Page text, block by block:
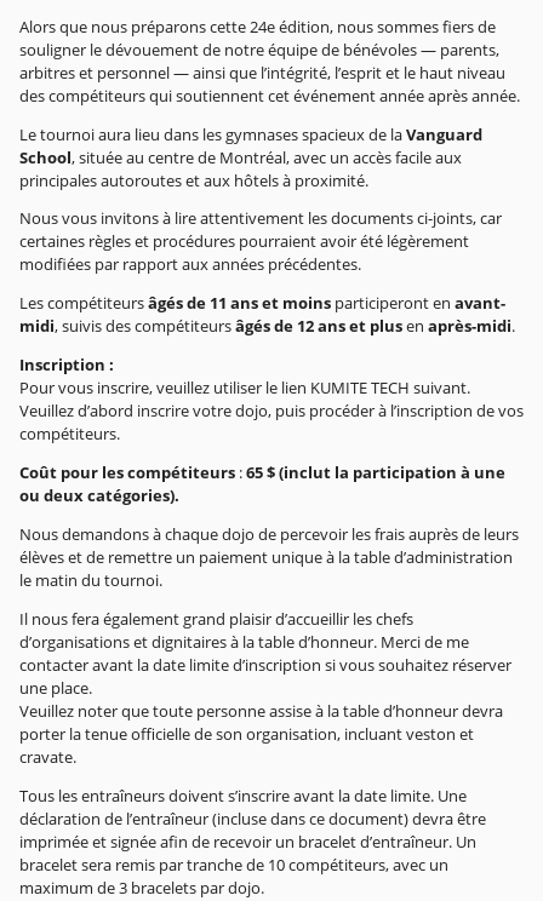
Alors que nous préparons cette 24e édition, nous sommes fiers de
souligner le dévouement de notre équipe de bénévoles — parents,
arbitres et personnel — ainsi que l’intégrité, l’esprit et le haut niveau
des compétiteurs qui soutiennent cet événement année après année.
Le tournoi aura lieu dans les gymnases spacieux de laVanguard
School, située au centre de Montréal, avec un accès facile aux
principales autoroutes et aux hôtels à proximité.
Nous vous invitons à lire attentivement les documents ci-joints, car
certaines règles et procédures pourraient avoir été légèrement
modifiées par rapport aux années précédentes.
Les compétiteursâgés de 11 ans et moins participeront en avant-
midi, suivis des compétiteursâgés de 12 ans et plusen après-midi.
Inscription :
Pour vous inscrire, veuillez utiliser le lien KUMITE TECH suivant.
Veuillez d’abord inscrire votre dojo, puis procéder à l’inscription de vos
compétiteurs.
Coût pour les compétiteurs :65 $ (inclut la participation à une
ou deux catégories).
Nous demandons à chaque dojo de percevoir les frais auprès de leurs
élèves et de remettre un paiement unique à la table d’administration
le matin du tournoi.
Il nous fera également grand plaisir d’accueillir les chefs
d’organisations et dignitaires à la table d’honneur. Merci de me
contacter avant la date limite d’inscription si vous souhaitez réserver
une place.
Veuillez noter que toute personne assise à la table d’honneur devra
porter la tenue officielle de son organisation, incluant veston et
cravate.
Tous les entraîneurs doivent s’inscrire avant la date limite. Une
déclaration de l’entraîneur (incluse dans ce document) devra être
imprimée et signée afin de recevoir un bracelet d’entraîneur. Un
bracelet sera remis par tranche de 10 compétiteurs, avec un
maximum de 3 bracelets par dojo.